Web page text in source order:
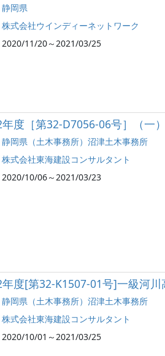
静岡県
株式会社ウインディーネットワーク
2020/11/20～2021/03/25
度［第32-D7056-06号］（一
静岡県（土木事務所）沼津土木事務所
株式会社東海建設コンサルタント
2020/10/06～2021/03/23
度[第32-K1507-01号]一級河
静岡県（土木事務所）沼津土木事務所
株式会社東海建設コンサルタント
2020/10/01～2021/03/25